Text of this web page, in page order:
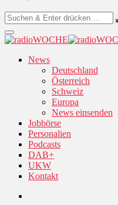
News
Deutschland
Österreich
Schweiz
Europa
News einsenden
Jobbörse
Personalien
Podcasts
DAB+
UKW
Kontakt